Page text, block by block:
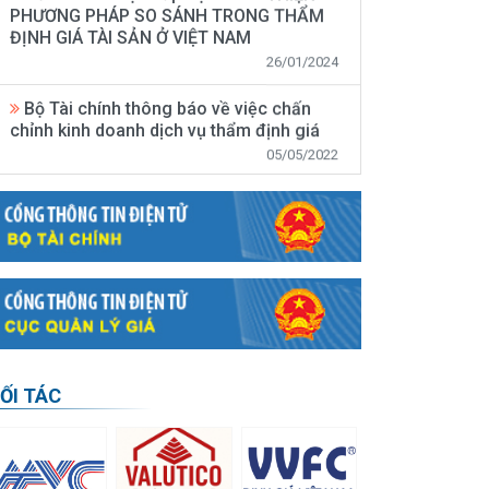
ĐỊNH GIÁ TÀI SẢN Ở VIỆT NAM
Bộ Tài chính thông báo về việc chấn
chỉnh kinh doanh dịch vụ thẩm định giá
05/05/2022
nghiệp vụ thẩm định giá năm 2022
09/02/2022
Thông báo áp dụng mức giá ưu đãi đối
với lớp "cập nhật kiến thức thẩm định giá"
chung tay cùng doanh nghiệp sau dịch
COVID-19
Thông báo mở lớp Đào tạo nghiệp vụ
thẩm định giá tại Hà Nội năm 2020
11/05/2020
TÁC